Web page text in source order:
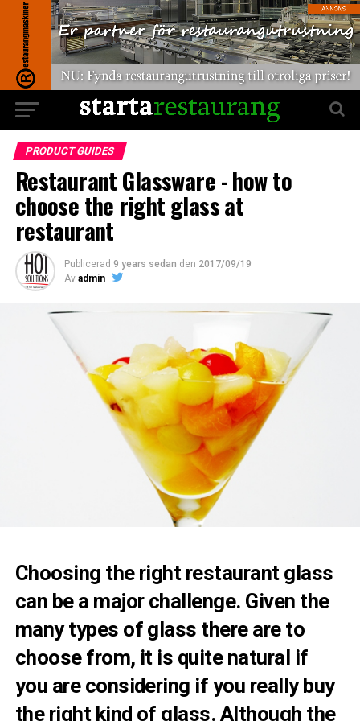
PRODUCT GUIDES
Restaurant Glassware - how to
choose the right glass at
restaurant
Publicerad 9 years sedan den 2017/09/19
Av admin
Choosing the right restaurant glass
can be a major challenge. Given the
many types of glass there are to
choose from, it is quite natural if
you are considering if you really buy
the right kind of glass. Although the